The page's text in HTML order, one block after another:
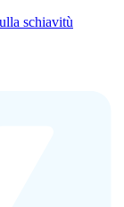
schiavitù